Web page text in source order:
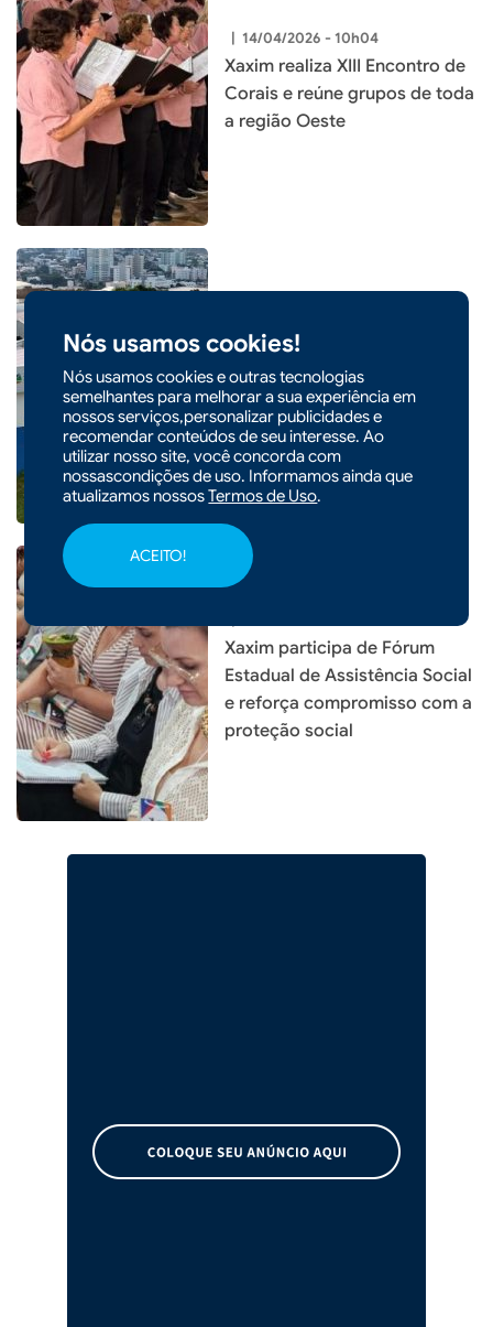
Nós usamos cookies!
Nós usamos cookies e outras tecnologias
semelhantes para melhorar a sua experiência em
nossos serviços,personalizar publicidades e
recomendar conteúdos de seu interesse. Ao
utilizar nosso site, você concorda com
nossascondições de uso. Informamos ainda que
atualizamos nossosTermos de Uso.
ACEITO!
| 14/04/2026 - 10h04
Xaxim realiza XIII Encontro de
Corais e reúne grupos de toda
a região Oeste
CIDADES |
Secretaria de Saúde alerta
para aumento de casos de
virose e gripe em Xaxim
Xaxim participa de Fórum
Estadual de Assistência Social
e reforça compromisso com a
proteção social